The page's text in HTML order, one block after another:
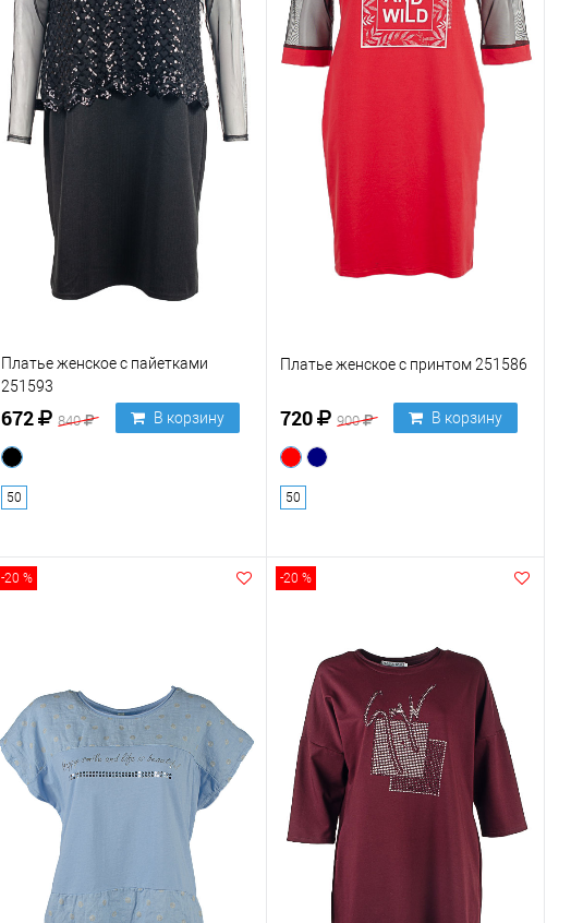
Платье женское с пайетками
251593
672 840 В корзину
50
Платье женское с принтом 251586
720 900 В корзину
50
-20 % -20 %